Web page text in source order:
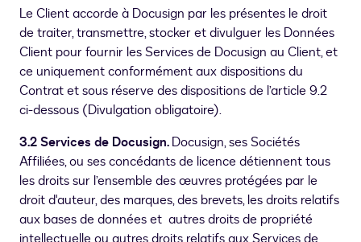
Le Client accorde à Docusign par les présentes le droit
de traiter, transmettre, stocker et divulguer les Données
Client pour fournir les Services de Docusign au Client, et
ce uniquement conformément aux dispositions du
Contrat et sous réserve des dispositions de l’article 9.2
ci-dessous (Divulgation obligatoire).
3.2 Services de Docusign.Docusign, ses Sociétés
Affiliées, ou ses concédants de licence détiennent tous
les droits sur l’ensemble des œuvres protégées par le
droit d'auteur, des marques, des brevets, les droits relatifs
aux bases de données et autres droits de propriété